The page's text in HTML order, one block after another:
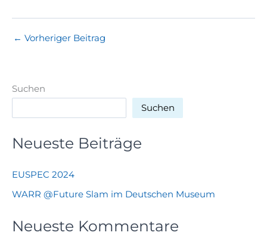
← Vorheriger Beitrag
Suchen
Suchen
Neueste Beiträge
EUSPEC 2024
WARR @Future Slam im Deutschen Museum
Neueste Kommentare